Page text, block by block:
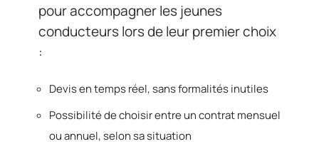
pour accompagner les jeunes
conducteurs lors de leur premier choix
:
Devis en temps réel, sans formalités inutiles
Possibilité de choisir entre un contrat mensuel
ou annuel, selon sa situation